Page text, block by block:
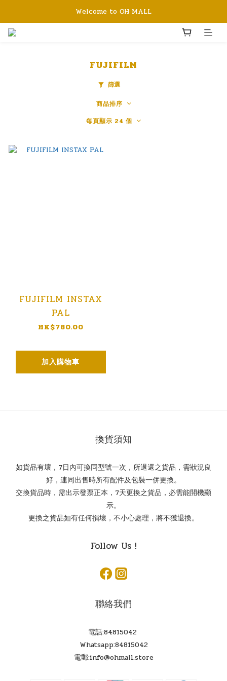
Welcome to OH MALL
FUJIFILM
篩選
商品排序
每頁顯示 24 個
FUJIFILM INSTAX
PAL
HK$780.00
加入購物車
換貨須知
如貨品有壞，7日內可換同型號一次，所退還之貨品，需狀況良
好，連同出售時所有配件及包裝一併更換。
交換貨品時，需出示發票正本，7天更換之貨品，必需能開機顯
示。
更換之貨品如有任何損壞，不小心處理，將不獲退換。
Follow Us !
聯絡我們
電話:84815042
Whatsapp:84815042
電郵:info@ohmall.store